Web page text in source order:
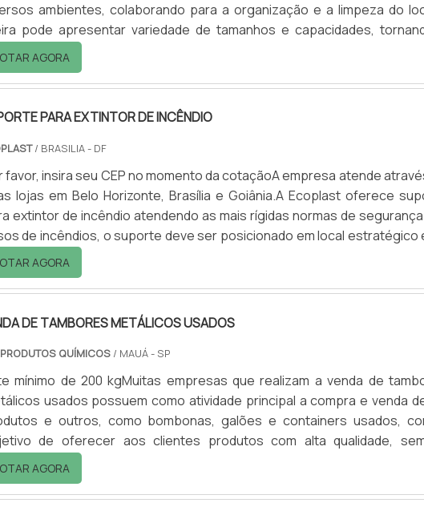
ambientes, colaborando para a organização e a limpeza do
pode apresentar variedade de tamanhos e capacidades,
mais versátil.Vantagens de utilizar a lixeira: - Limpeza; -
- Organização; - Modernidade; - Entre outras.Outras
pela Ecoplast: - Quadro de avisos;.
AGORA
PARA EXTINTOR DE INCÊNDIO
/ BRASILIA - DF
favor, insira seu CEP no momento da cotaçãoA empresa atende
lojas em Belo Horizonte, Brasília e Goiânia.A Ecoplast oferece
extintor de incêndio atendendo as mais rígidas normas de
de incêndios, o suporte deve ser posicionado em local estratégico
acesso. Os mesmos são produzidos conforme legislação
a 200 mm do solo.O suporte é responsável por deixar o
organizado e agradável esteticamente.Os mode.
AGORA
DE TAMBORES METÁLICOS USADOS
QUÍMICOS/ MAUÁ - SP
mínimo de 200 kgMuitas empresas que realizam a venda de
usados possuem como atividade principal a compra e venda
e outros, como bombonas, galões e containers usados,
de oferecer aos clientes produtos com alta qualidade,
as normas ambientais e pensando na sustentabilidade e
do meio ambiente.As utilidades dos tambores Os
ser aplicados em diversos segmentos sendo eles
AGORA